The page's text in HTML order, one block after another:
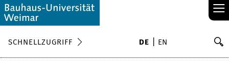
≡
SCHNELLZUGRIFF DE EN